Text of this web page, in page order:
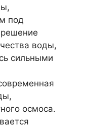
под
воды,
сильными
осмоса.